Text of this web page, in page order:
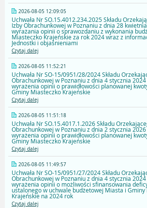
2026-08-05 12:09:05
Uchwała Nr SO.15.4012.234.2025 Składu
Izby Obrachunkowej w Poznaniu z dnia 28
wyrażania opinii o sprawozdaniu z wykonania
Miasteczko Krajeńskie za rok 2024 wraz z
Jednostki i objaśnieniami
Czytaj dalej
2026-08-05 11:52:21
Uchwała Nr SO-15/0951/28/2024 Składu
Obrachunkowej w Poznaniu z dnia 4 stycznia
wyrażenia opinii o prawidłowości planowanej
Gminy Miasteczko Krajeńskie
Czytaj dalej
2026-08-05 11:51:18
Uchwała Nr SO.15.4017.1.2026 Składu
Obrachunkowej w Poznaniu z dnia 2 stycznia
wyrażenia opinii o prawidłowości planowanej
Gminy Miasteczko Krajeńskie
Czytaj dalej
2026-08-05 11:49:57
Uchwała Nr SO-15/0951/27/2024 Składu
Obrachunkowej w Poznaniu z dnia 4 stycznia
wyrażenia opinii o możliwości sfinansowania
ustalonego w uchwale budżetowej Miasta i
Krajeńskie na 2024 rok
Czytaj dalej